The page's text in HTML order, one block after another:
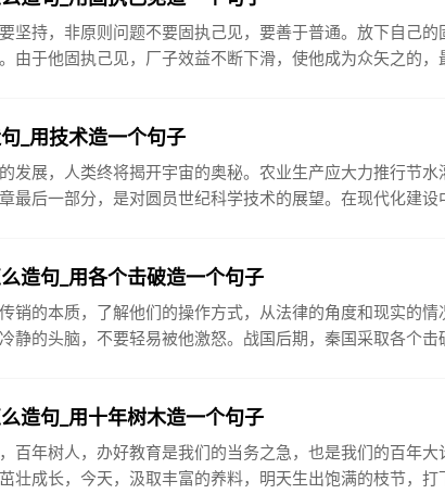
坚持，非原则问题不要固执己见，要善于普通。放下自己
由于他固执己见，厂子效益不断下滑，使他成为众矢之的，
_用技术造一个句子
发展，人类终将揭开宇宙的奥秘。农业生产应大力推行节
最后一部分，是对圆员世纪科学技术的展望。在现代化建设
造句_用各个击破造一个句子
销的本质，了解他们的操作方式，从法律的角度和现实的
静的头脑，不要轻易被他激怒。战国后期，秦国采取各个击
造句_用十年树木造一个句子
百年树人，办好教育是我们的当务之急，也是我们的百年大
壮成长，今天，汲取丰富的养料，明天生出饱满的枝节，打